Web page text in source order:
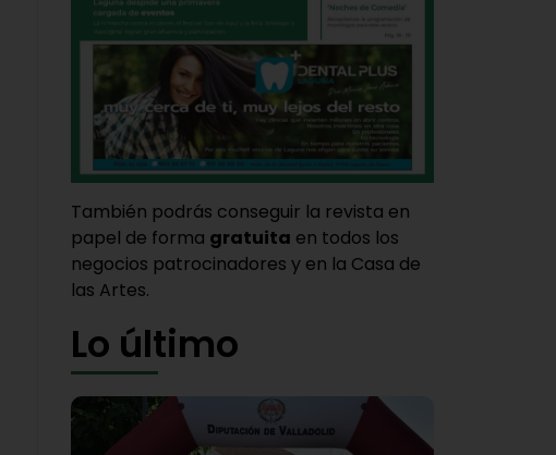
También podrás conseguir la revista en
papel de forma gratuita en todos los
negocios patrocinadores y en la Casa de
las Artes.
Lo último